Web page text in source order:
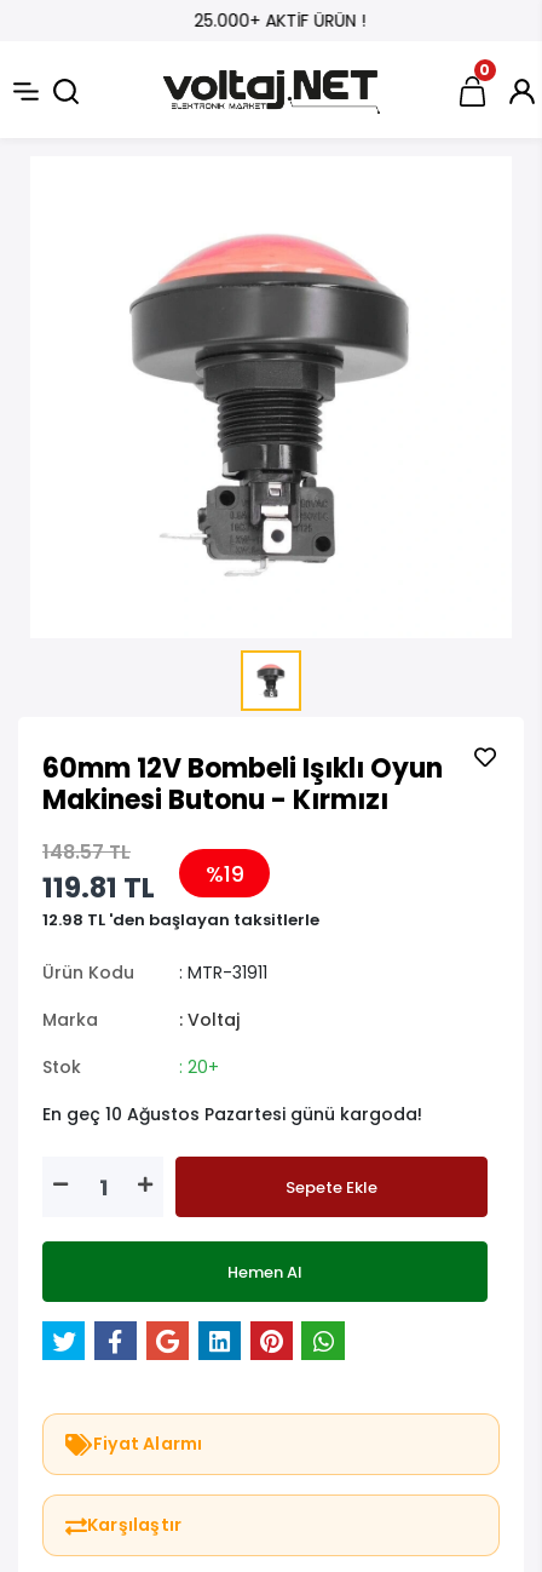
25.000+ AKTİF ÜRÜN !
0
60mm 12V Bombeli Işıklı Oyun
Makinesi Butonu - Kırmızı
148.57 TL
119.81 TL %19
12.98 TL 'den başlayan taksitlerle
Ürün Kodu
: MTR-31911
Marka
: Voltaj
Stok
: 20+
En geç 10 Ağustos Pazartesi günü kargoda!
Sepete Ekle
Hemen Al
Fiyat Alarmı
Karşılaştır